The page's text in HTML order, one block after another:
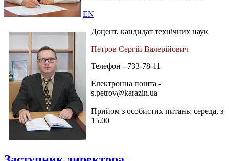
EN
Доцент, кандидат технічних наук
Петров Сергій Валерійович
Телефон - 733-78-11
Електронна пошта -
s.petrov@karazin.ua
Прийом з особистих питань: середа, з
15.00